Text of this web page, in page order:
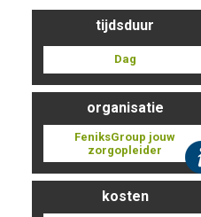
Registreren
Info
tijdsduur
Dag
organisatie
FeniksGroup jouw
zorgopleider
kosten